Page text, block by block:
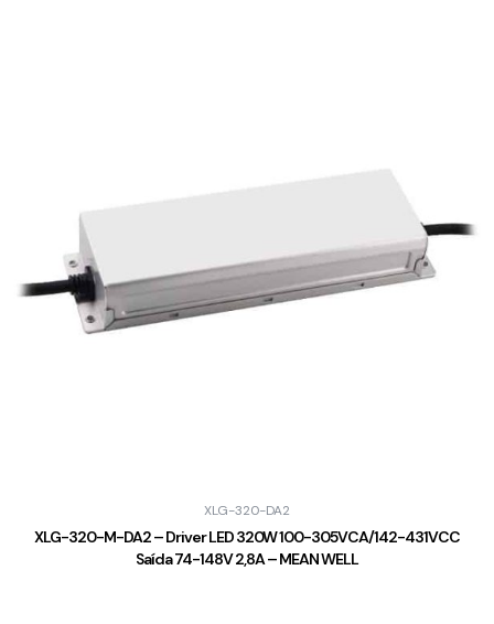
XLG-320-DA2
XLG-320-M-DA2 – Driver LED 320W 100-305VCA/142-431VCC
Saída 74-148V 2,8A – MEAN WELL